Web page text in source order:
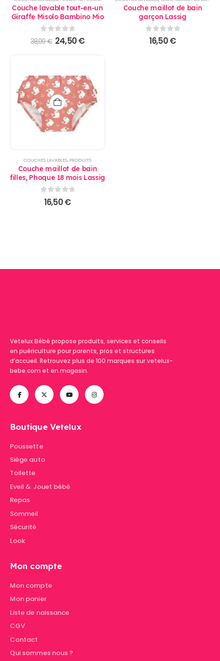
Couche lavable tout-en-un
Giraffe Misolo Bambino Mio
0 sur 5
38,00€ Le
prix
initial
24,50€Le
actuel
Couche maillot de bain
garçon Lassig
0sur 5
16,50€
COUCHES LAVABLES, PRODUITS
Couche maillot de bain
filles, Phoque 18 mois Lassig
0sur 5
16,50€
Vetelux Bébé propose produits, services et conseils
en puériculture pour parents, pros et structures
d’accueil. Retrouvez plus de 100 marques sur vetelux-
bebe.com et en magasin.
Boutique Vetelux
Poussette
Siège auto
Toilette
Eveil & Jouet bébé
Repas
Sommeil
Sécurité
Look
Mon compte
Mon compte
Mon panier
Liste de naissance
CGV
Contact
Qui sommes nous ?